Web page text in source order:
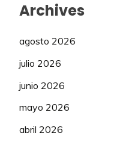
Archives
agosto 2026
julio 2026
junio 2026
mayo 2026
abril 2026